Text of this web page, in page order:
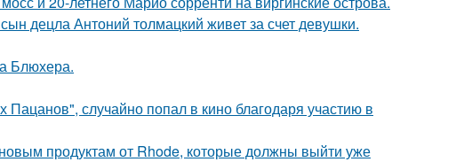
децла Антоний толмацкий живет за счет девушки.
Блюхера.
случайно попал в кино благодаря участию в
продуктам от Rhode, которые должны выйти уже